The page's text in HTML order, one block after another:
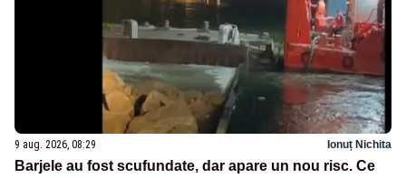
9 aug. 2026, 08:29 Ionuț Nichita
Barjele au fost scufundate, dar apare un nou risc. Ce